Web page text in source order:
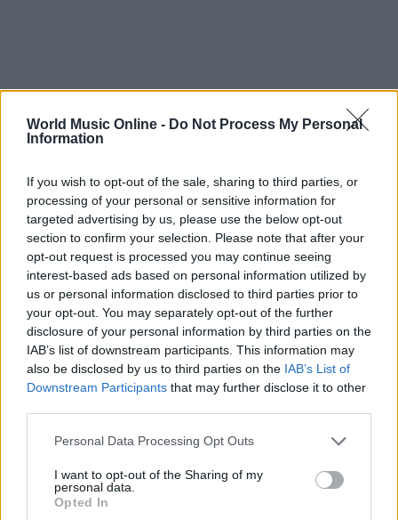
World Music Online - Do Not Process My Personal
Information
If you wish to opt-out of the sale, sharing to third parties, or
processing of your personal or sensitive information for
targeted advertising by us, please use the below opt-out
section to confirm your selection. Please note that after your
opt-out request is processed you may continue seeing
interest-based ads based on personal information utilized by
us or personal information disclosed to third parties prior to
your opt-out. You may separately opt-out of the further
disclosure of your personal information by third parties on the
IAB’s list of downstream participants. This information may
also be disclosed by us to third parties on the IAB’s List of
Downstream Participants that may further disclose it to other
Please note that this website/app uses one or more Google
not limited to your visit or usage behaviour. You may click to
grant or deny consent to Google and its third-party tags to
use your data for below specified purposes in below Google
Personal Data Processing Opt Outs
I want to opt-out of the Sharing of my
personal data.
Opted In
Continua a leggere
NEWS